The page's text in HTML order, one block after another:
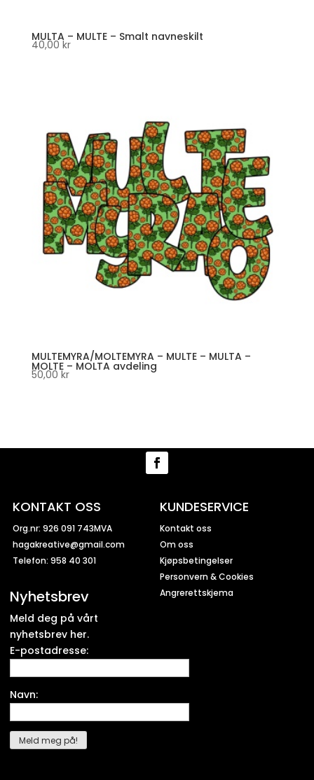
MULTA – MULTE – Smalt navneskilt
40,00 kr
MULTEMYRA/MOLTEMYRA – MULTE – MULTA –
MOLTE – MOLTA avdeling
50,00kr
KONTAKT OSS
Org.nr: 926 091 743MVA
hagakreative@gmail.com
Telefon: 958 40 301
Nyhetsbrev
Meld deg på vårt
nyhetsbrev her.
E-postadresse:
Navn:
KUNDESERVICE
Kontakt oss
Om oss
Kjøpsbetingelser
Personvern & Cookies
Angrerettskjema